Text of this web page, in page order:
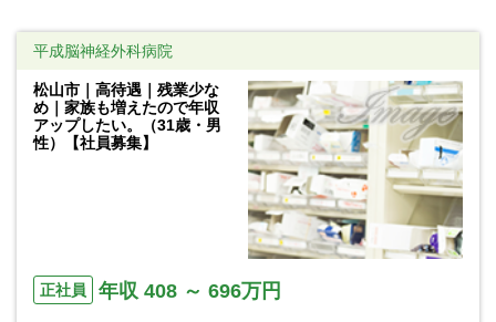
平成脳神経外科病院
松山市｜高待遇｜残業少な
め｜家族も増えたので年収
アップしたい。（31歳・男
性）【社員募集】
正社員 年収 408 ～ 696万円